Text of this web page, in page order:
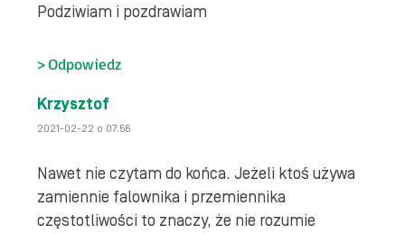
Podziwiam i pozdrawiam
Odpowiedz
Krzysztof
2021-02-22 o 07:56
Nawet nie czytam do końca. Jeżeli ktoś używa
zamiennie falownika i przemiennika
częstotliwości to znaczy, że nie rozumie